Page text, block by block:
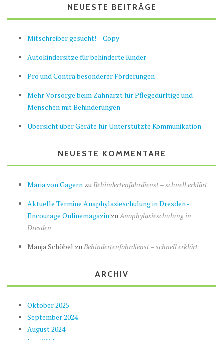
NEUESTE BEITRÄGE
Mitschreiber gesucht! – Copy
Autokindersitze für behinderte Kinder
Pro und Contra besonderer Förderungen
Mehr Vorsorge beim Zahnarzt für Pflegedürftige und
Menschen mit Behinderungen
Übersicht über Geräte für Unterstützte Kommunikation
NEUESTE KOMMENTARE
Maria von Gagern zuBehindertenfahrdienst – schnell erklärt
Aktuelle Termine Anaphylaxieschulung in Dresden -
Encourage Onlinemagazin zuAnaphylaxieschulung in
Dresden
Manja Schöbel zuBehindertenfahrdienst – schnell erklärt
ARCHIV
Oktober 2025
September 2024
August 2024